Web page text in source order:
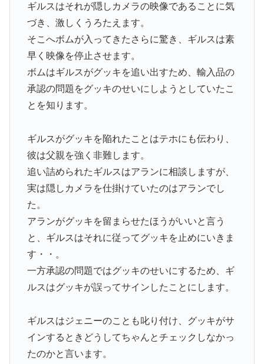
ギルスはそれが隠しカメラの映像であることに気
づき、激しくうろたえます。
そこへボムが入ってきたさらに驚き、ギルスは素
早く映像を停止させます。
ボムはギルスがグッキを追い出すため、輸入品の
承認の問題をグッキのせいにしようとしていたこ
とを知ります。
ギルスがグッキを陥れたことはテホにも伝わり、
彼は父親を強く非難します。
追い詰められたギルスはアランに相談しますが、
実は隠しカメラを仕掛けていたのはアランでし
た。
アランがグッキを留まらせたほうがいいと言う
と、ギルスはそれに従ってグッキを止めにいきま
す・・。
一方承認の問題ではグッキのせいにするため、ギ
ルスはグッキが誤ってサインしたことにします。
ギルスはジェニーのことも叱り付け、グッキがサ
インするときどうしてちゃんとチェックしなかっ
たのかと言います。